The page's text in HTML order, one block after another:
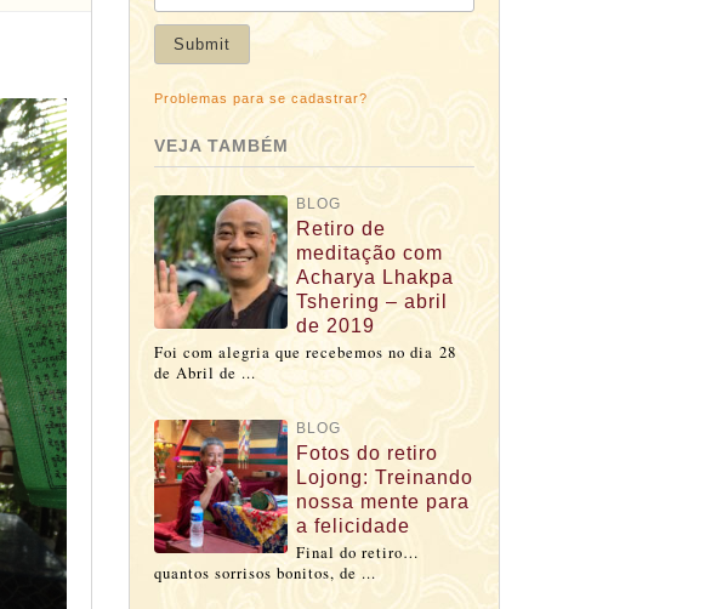
Problemas para se cadastrar?
VEJA TAMBÉM
BLOG
Retiro de
meditação com
Acharya Lhakpa
Tshering – abril
de 2019
Foi com alegria que recebemos no dia 28
de Abril de ...
BLOG
Fotos do retiro
Lojong: Treinando
nossa mente para
a felicidade
Final do retiro…
quantos sorrisos bonitos, de ...